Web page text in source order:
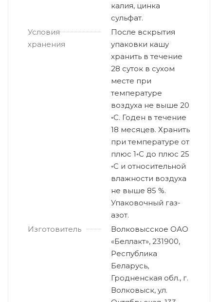
калия, цинка
сульфат.
Условия
хранения
После вскрытия
упаковки кашу
хранить в течение
28 суток в сухом
месте при
температуре
воздуха не выше 20
◦С. Годен в течение
18 месяцев. Хранить
при температуре от
плюс 1◦С до плюс 25
◦С и относительной
влажности воздуха
не выше 85 %.
Упаковочный газ-
азот.
Изготовитель
Волковысское ОАО
«Беллакт», 231900,
Республика
Беларусь,
Гродненская обл., г.
Волковыск, ул.